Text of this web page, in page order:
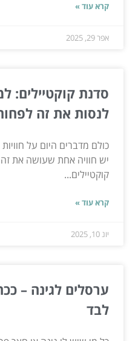
קרא עוד »
אפר 29, 2025
סדנת קוקטיילים:
לנסות את זה
כולם מדברים היום על
יש חוויה אחת שעושה את
קוקטיילים...
קרא עוד »
יונ 10, 2025
ערסלים לגינה –
לבד